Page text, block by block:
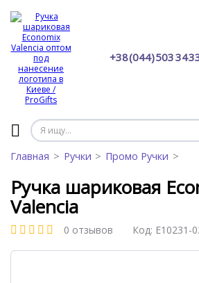
+38 (044) 503 34
Главная Ручки Промо Ручки
Ручка шариковая
Valencia
0 отзывов Код: E10231-